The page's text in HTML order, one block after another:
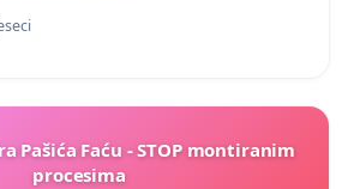
Pašića Faću - STOP montiranim
procesima